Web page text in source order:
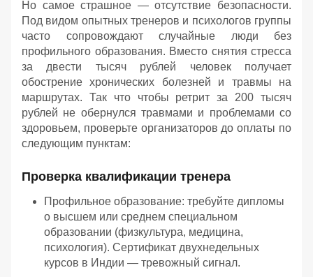
Но самое страшное — отсутствие безопасности.
Под видом опытных тренеров и психологов группы
часто сопровождают случайные люди без
профильного образования. Вместо снятия стресса
за двести тысяч рублей человек получает
обострение хронических болезней и травмы на
маршрутах. Так что чтобы ретрит за 200 тысяч
рублей не обернулся травмами и проблемами со
здоровьем, проверьте организаторов до оплаты по
следующим пунктам:
Проверка квалификации тренера
Профильное образование: требуйте дипломы
о высшем или среднем специальном
образовании (физкультура, медицина,
психология). Сертификат двухнедельных
курсов в Индии — тревожный сигнал.